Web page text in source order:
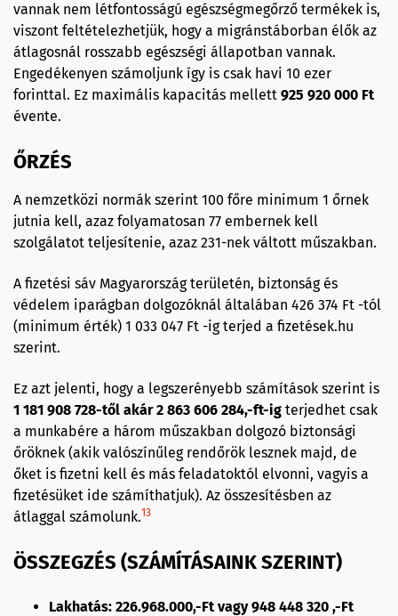
vannak nem létfontosságú egészségmegőrző termékek is,
viszont feltételezhetjük, hogy a migránstáborban élők az
átlagosnál rosszabb egészségi állapotban vannak.
Engedékenyen számoljunk így is csak havi 10 ezer
forinttal. Ez maximális kapacitás mellett 925 920 000 Ft
évente.
ŐRZÉS
A nemzetközi normák szerint 100 főre minimum 1 őrnek
jutnia kell, azaz folyamatosan 77 embernek kell
szolgálatot teljesítenie, azaz 231-nek váltott műszakban.
A fizetési sáv Magyarország területén, biztonság és
védelem iparágban dolgozóknál általában 426 374 Ft -tól
(minimum érték) 1 033 047 Ft -ig terjed a fizetések.hu
szerint.
Ez azt jelenti, hogy a legszerényebb számítások szerint is
1 181 908 728-től akár 2 863 606 284,-ft-ig terjedhet csak
a munkabére a három műszakban dolgozó biztonsági
őröknek (akik valószínűleg rendőrök lesznek majd, de
őket is fizetni kell és más feladatoktól elvonni, vagyis a
fizetésüket ide számíthatjuk). Az összesítésben az
átlaggal számolunk.13
ÖSSZEGZÉS (SZÁMÍTÁSAINK SZERINT)
Lakhatás: 226.968.000,-Ft vagy 948 448 320 ,-Ft